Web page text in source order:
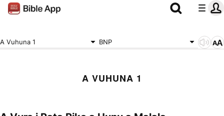
A Vuhuna 1 BNP
A VUHUNA 1